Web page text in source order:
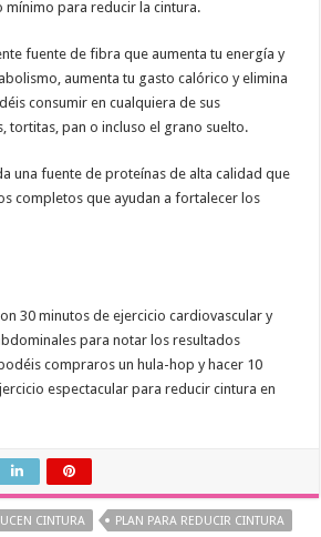
mínimo para reducir la cintura.
fuente de fibra que aumenta tu energía y
aumenta tu gasto calórico y elimina
consumir en cualquiera de sus
tortitas, pan o incluso el grano suelto.
una fuente de proteínas de alta calidad que
completos que ayudan a fortalecer los
30 minutos de ejercicio cardiovascular y
para notar los resultados
compraros un hula-hop y hacer 10
espectacular para reducir cintura en
CINTURA
PLAN PARA REDUCIR CINTURA